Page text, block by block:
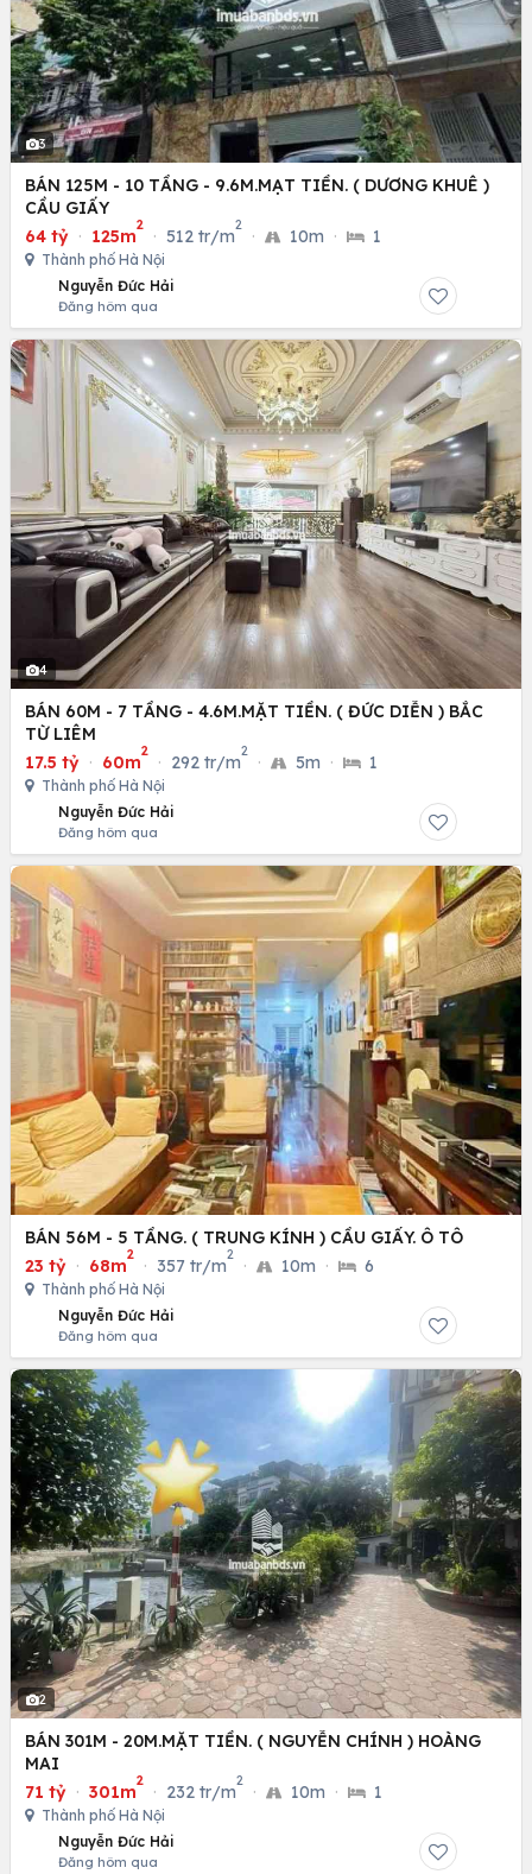
3
BÁN 125M - 10 TẦNG - 9.6M.MẠT TIỀN. ( DƯƠNG KHUÊ )
CẦU GIẤY
64 tỷ · 125m
2
· 512 tr/m
2
· 10m · 1
Thành phố Hà Nội
Nguyễn Đức Hải
Đăng hôm qua
4
BÁN 60M - 7 TẦNG - 4.6M.MẶT TIỀN. ( ĐỨC DIỄN ) BẮC
TỪ LIÊM
17.5 tỷ · 60m
2
· 292 tr/m
2
· 5m · 1
Thành phố Hà Nội
Nguyễn Đức Hải
Đăng hôm qua
BÁN 56M - 5 TẦNG. ( TRUNG KÍNH ) CẦU GIẤY. Ô TÔ
23 tỷ · 68m
2
· 357 tr/m
2
· 10m · 6
Thành phố Hà Nội
Nguyễn Đức Hải
Đăng hôm qua
2
BÁN 301M - 20M.MẶT TIỀN. ( NGUYỄN CHÍNH ) HOÀNG
MAI
71 tỷ · 301m
2
· 232 tr/m
2
· 10m · 1
Thành phố Hà Nội
Nguyễn Đức Hải
Đăng hôm qua